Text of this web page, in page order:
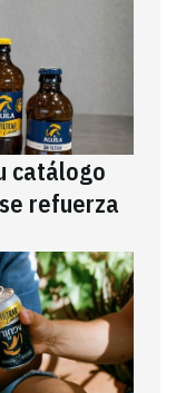
catálogo
refuerza